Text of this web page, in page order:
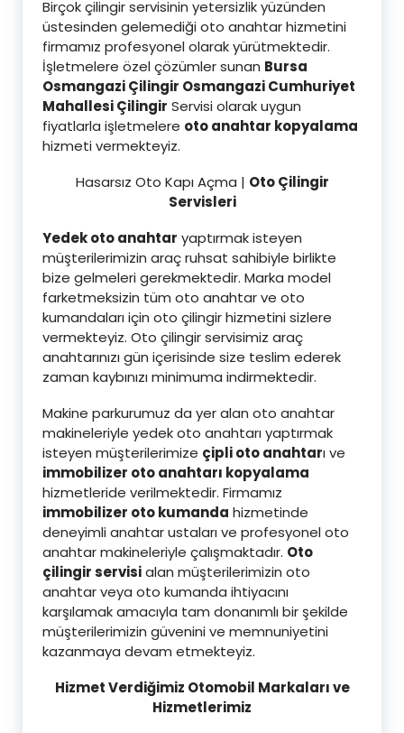
Birçok çilingir servisinin yetersizlik yüzünden
üstesinden gelemediği oto anahtar hizmetini
firmamız profesyonel olarak yürütmektedir.
İşletmelere özel çözümler sunan Bursa
Osmangazi Çilingir Osmangazi Cumhuriyet
Mahallesi Çilingir Servisi olarak uygun
fiyatlarla işletmelere oto anahtar kopyalama
hizmeti vermekteyiz.
Hasarsız Oto Kapı Açma | Oto Çilingir
Servisleri
Yedek oto anahtar yaptırmak isteyen
müşterilerimizin araç ruhsat sahibiyle birlikte
bize gelmeleri gerekmektedir. Marka model
farketmeksizin tüm oto anahtar ve oto
kumandaları için oto çilingir hizmetini sizlere
vermekteyiz. Oto çilingir servisimiz araç
anahtarınızı gün içerisinde size teslim ederek
zaman kaybınızı minimuma indirmektedir.
Makine parkurumuz da yer alan oto anahtar
makineleriyle yedek oto anahtarı yaptırmak
isteyen müşterilerimize çipli oto anahtarı ve
immobilizer oto anahtarı kopyalama
hizmetleride verilmektedir. Firmamız
immobilizer oto kumanda hizmetinde
deneyimli anahtar ustaları ve profesyonel oto
anahtar makineleriyle çalışmaktadır. Oto
çilingir servisialan müşterilerimizin oto
anahtar veya oto kumanda ihtiyacını
karşılamak amacıyla tam donanımlı bir şekilde
müşterilerimizin güvenini ve memnuniyetini
kazanmaya devam etmekteyiz.
Hizmet Verdiğimiz Otomobil Markaları ve
Hizmetlerimiz